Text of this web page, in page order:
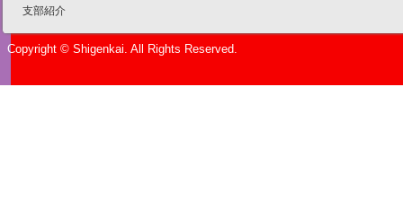
支部紹介
Copyright © Shigenkai. All Rights Reserved.